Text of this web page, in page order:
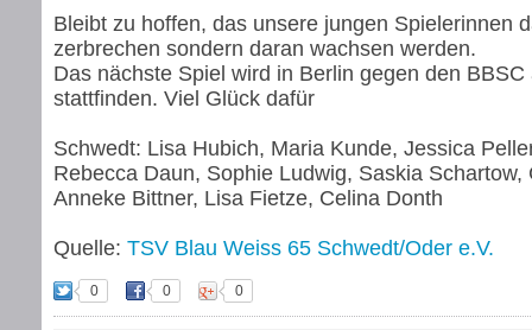
Bleibt zu hoffen, das unsere jungen Spielerinnen
zerbrechen sondern daran wachsen werden.
Das nächste Spiel wird in Berlin gegen den BBSC
stattfinden. Viel Glück dafür
Schwedt: Lisa Hubich, Maria Kunde, Jessica
Rebecca Daun, Sophie Ludwig, Saskia Schartow,
Anneke Bittner, Lisa Fietze, Celina Donth
Quelle: TSV Blau Weiss 65 Schwedt/Oder e.V.
0 0 0